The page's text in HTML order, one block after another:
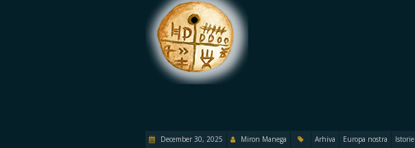
December 30, 2025 Miron Manega Arhiva Europa nostra Istorie